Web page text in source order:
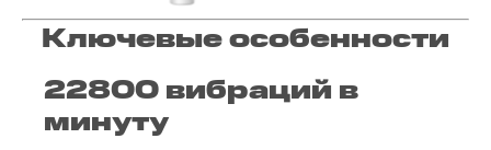
Ключевые особенности
22800 вибраций в
минуту